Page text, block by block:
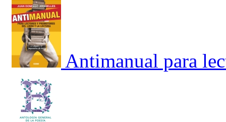
Antimanual para